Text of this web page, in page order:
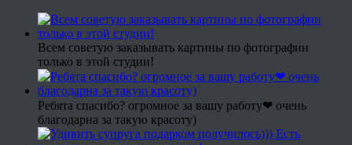
Всем советую заказывать картины по фотографии
только в этой студии!
Ребята спасибо? огромное за вашу работу❤ очень
благодарна за такую красоту)